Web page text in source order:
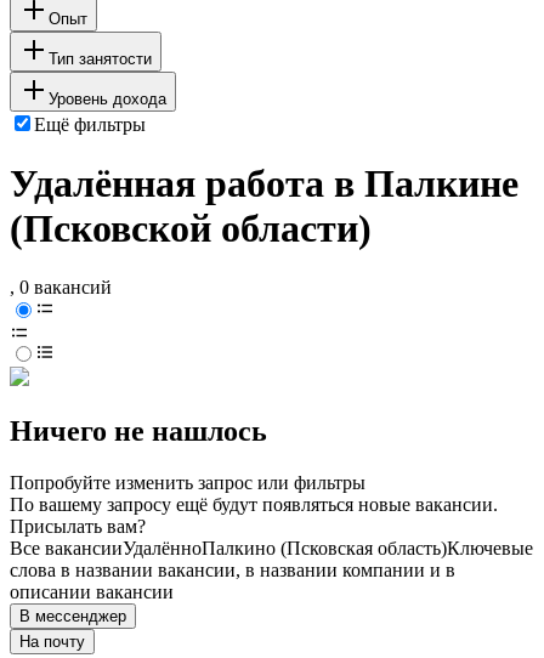
Опыт
Тип занятости
Уровень дохода
Ещё фильтры
Удалённая работа в Палкине
(Псковской области)
, 0 вакансий
Ничего не нашлось
Попробуйте изменить запрос или фильтры
По вашему запросу ещё будут появляться новые вакансии.
Присылать вам?
Все вакансииУдалённоПалкино (Псковская область)Ключевые
слова в названии вакансии, в названии компании и в
описании вакансии
В мессенджер
На почту